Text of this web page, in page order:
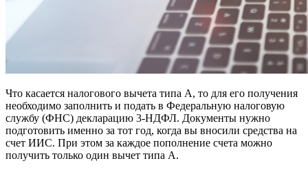
Что касается налогового вычета типа А, то для его получения
необходимо заполнить и подать в Федеральную налоговую
службу (ФНС) декларацию 3-НДФЛ. Документы нужно
подготовить именно за тот год, когда вы вносили средства на
счет ИИС. При этом за каждое пополнение счета можно
получить только один вычет типа А.